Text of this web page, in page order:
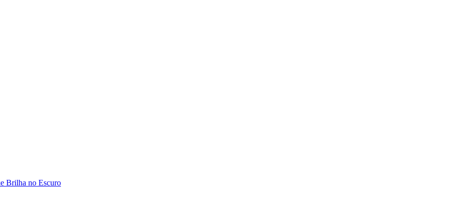
Brilha no Escuro